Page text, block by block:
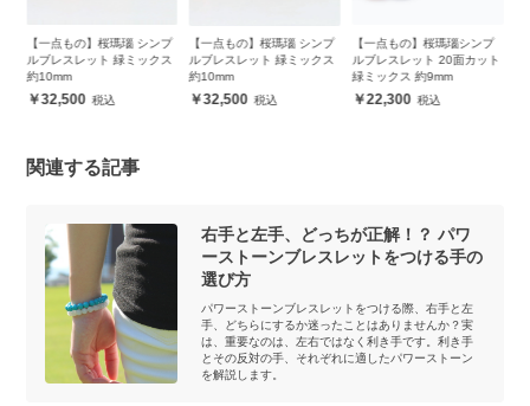
【一点もの】桜瑪瑙 シンプ
ルブレスレット 緑ミックス
約10mm
32,500
【一点もの】桜瑪瑙シンプ
ルブレスレット 20面カット
緑ミックス 約9mm
22,300
【一点もの】桜瑪瑙 ペンダ
ントトップ 立体彫刻 九尾狐
11,500
関連する記事
右手と左手、どっちが正解！？ パワ
ーストーンブレスレットをつける手の
選び方
パワーストーンブレスレットをつける際、右手と左
手、どちらにするか迷ったことはありませんか？実
は、重要なのは、左右ではなく利き手です。利き手
とその反対の手、それぞれに適したパワーストーン
を解説します。